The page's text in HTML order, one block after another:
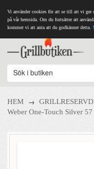
Vi använder cookies för att se till att vi ger
på vår hemsida. Om du fortsätter att
kommer vi att anta att du godkänner detta.
HEM →
Weber One-Touch Silver